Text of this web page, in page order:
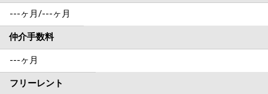
---ヶ月/---ヶ月
仲介手数料
---ヶ月
フリーレント